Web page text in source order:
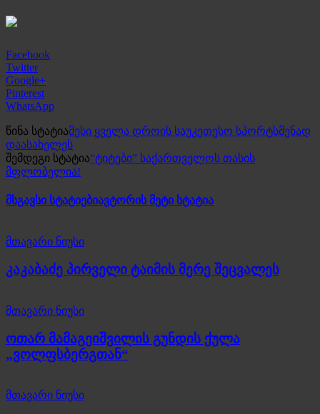
Facebook
Twitter
Google+
Pinterest
WhatsApp
წინა სტატიამესი ყველა დროის საუკეთესო სპორტსმენად
დაასახელეს
შემდეგი სტატია“ტიტები” საქართველოს თასის
მფლობელია!
მსგავსი სტატიებიავტორის მეტი სტატია
მთავარი ნიუსი
კაკაბაძე პირველი ტაიმის მერე შეცვალეს
მთავარი ნიუსი
ოთარ მამაგეიშვილის გუნდის ქულა
„ვოლფსბერგთან“
მთავარი ნიუსი